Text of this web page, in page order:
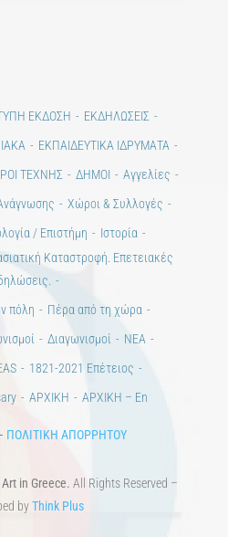
ΕΚΔΟΣΗ
ΕΚΔΗΛΩΣΕΙΣ
ΕΚΠΑΙΔΕΥΤΙΚΑ ΙΔΡΥΜΑΤΑ
ΤΕΧΝΗΣ ΔΗΜΟΙ
Αγγελίες
Χώροι & Συλλογές
/ Επιστήμη
Ιστορία
Καταστροφή. Επετειακές
πόλη
Πέρα από τη χώρα
Διαγωνισμοί
ΝΕΑ
1821-2021 Επέτειος
ΑΡΧΙΚΗ ΑΡΧΙΚΗ – En
ΠΟΛΙΤΙΚΗ ΑΠΟΡΡΗΤΟΥ
in Greece. All Rights Reserved –
byThink Plus